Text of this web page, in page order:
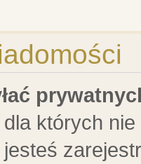
których